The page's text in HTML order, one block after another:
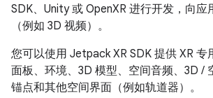
SDK、Unity 或 OpenXR 进行开发，向应
（例如 3D 视频）。
您可以使用 Jetpack XR SDK 提供 XR 专
面板、环境、3D 模型、空间音频、3D /
锚点和其他空间界面（例如轨道器）。